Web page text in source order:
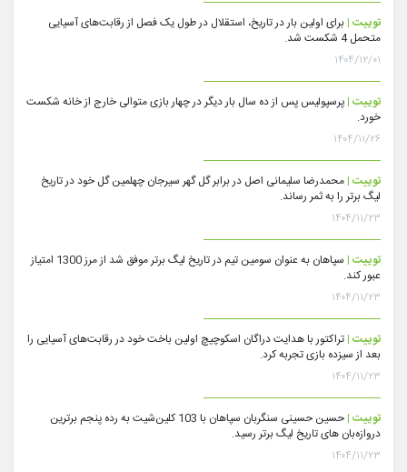
توییت |برای اولین بار در تاریخ، استقلال در طول یک فصل از رقابت‌های آسیایی
متحمل 4 شکست شد.
۱۴۰۴/۱۲/۰۱
توییت |پرسپولیس پس از ده سال بار دیگر در چهار بازی متوالی خارج از خانه شکست
خورد.
۱۴۰۴/۱۱/۲۶
توییت |محمدرضا سلیمانی اصل در برابر گل گهر سیرجان چهلمین گل خود در تاریخ
لیگ برتر را به ثمر رساند.
۱۴۰۴/۱۱/۲۳
توییت |
سپاهان به عنوان سومین تیم در تاریخ لیگ برتر موفق شد از مرز 1300 امتیاز
عبور کند.
۱۴۰۴/۱۱/۲۳
توییت |تراکتور با هدایت دراگان اسکوچیچ اولین باخت خود در رقابت‌های آسیایی را
بعد از سیزده بازی تجربه کرد.
۱۴۰۴/۱۱/۲۳
توییت |
حسین حسینی سنگربان سپاهان با 103 کلین‌شیت به رده پنجم برترین
دروازه‌بان های تاریخ لیگ برتر رسید.
۱۴۰۴/۱۱/۲۳